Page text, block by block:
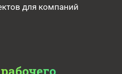
для компаний